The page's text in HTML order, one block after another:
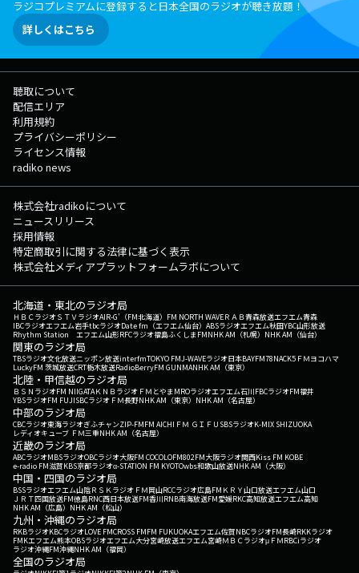
ラジコプレミアムに登録すると日本全国のラジオが聴き放題！
詳しくはこちら
聴取について
配信エリア
利用規約
プライバシーポリシー
ライセンス情報
radiko news
株式会社radikoについて
ニュースリリース
採用情報
特定商取引に関する法律に基づく表示
株式会社メディアプラットフォームラボについて
北海道・東北のラジオ局
ＨＢＣラジオＳＴＶラジオAIR-G'（FM北海道） FM NORTH WAVEＲＡＢ青森放送エフエム青森
IBCラジオエフエム岩手tbcラジオDate fm（エフエム仙台） ABSラジオエフエム秋田YBC山形放送
Rhythm Station エフエム山形RFCラジオ福島ふくしまFMNHK AM（札幌） NHK AM（仙台）
関東のラジオ局
TBSラジオ文化放送ニッポン放送interfmTOKYO FMJ-WAVEラジオ日本BAYFM78NACK5 ＦＭヨコハマ
LuckyFM 茨城放送CRT栃木放送RadioBerryFM GUNMANHK AM（東京）
北陸・甲信越のラジオ局
ＢＳＮラジオFM NIIGATAＫＮＢラジオ ＦＭとやまMROラジオエフエム石川FBCラジオFM福井
YBSラジオFM FUJISBCラジオ ＦＭ長野NHK AM（東京） NHK AM（名古屋）
中部のラジオ局
CBCラジオ東海ラジオぎふチャンZIP-FMFM AICHI ＦＭ ＧＩＦＵ SBSラジオK-MIX SHIZUOKA
レディオキューブ ＦＭ三重NHK AM（名古屋）
近畿のラジオ局
ABCラジオMBSラジオOBCラジオ大阪FM COCOLOFM802FM大阪ラジオ関西Kiss FM KOBE
e-radio FM滋賀KBS京都ラジオα-STATION FM KYOTOwbs和歌山放送NHK AM（大阪）
中国・四国のラジオ局
BSSラジオエフエム山陰ＲＳＫラジオ ＦＭ岡山RCCラジオ広島FM ＫＲＹ山口放送エフエム山口
ＪＲＴ四国放送FM徳島RNC西日本放送FM香川RNB南海放送FM愛媛RKC高知放送エフエム高知
NHK AM（広島） NHK AM（松山）
九州・沖縄のラジオ局
RKBラジオKBCラジオLOVE FMCROSS FMFM FUKUOKAエフエム佐賀NBCラジオFM長崎RKKラジオ
FMKエフエム熊本OBSラジオエフエム大分宮崎放送エフエム宮崎ＭＢＣラジオμＦＭRBCiラジオ
ラジオ沖縄FM沖縄NHK AM（福岡）
全国のラジオ局